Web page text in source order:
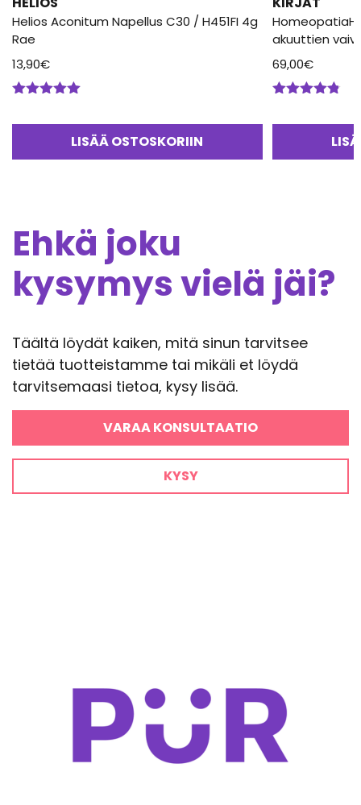
Helios Aconitum Napellus C30 / H451FI 4g
Rae
13,90€
LISÄÄ OSTOSKORIIN
akuuttien
69,00€
Ehkä joku
kysymys vielä jäi?
Täältä löydät kaiken, mitä sinun tarvitsee
tietää tuotteistamme tai mikäli et löydä
tarvitsemaasi tietoa, kysy lisää.
VARAA KONSULTAATIO
KYSY